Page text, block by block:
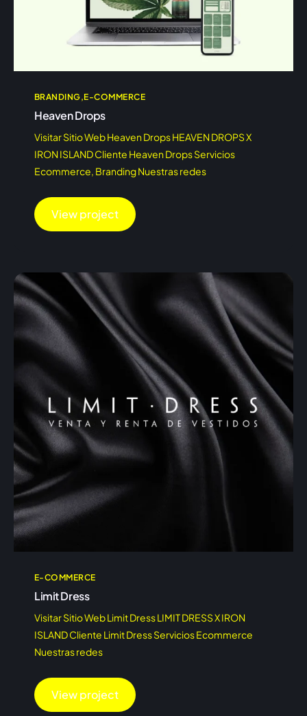
BRANDING E-COMMERCE
Heaven Drops
Visitar Sitio Web Heaven Drops HEAVEN DROPS X
IRON ISLAND Cliente Heaven Drops Servicios
Ecommerce, Branding Nuestras redes
View project
E-COMMERCE
Limit Dress
Visitar Sitio Web Limit Dress LIMIT DRESS X IRON
ISLAND Cliente Limit Dress Servicios Ecommerce
Nuestras redes
View project